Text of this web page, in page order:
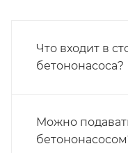
Что входит в
бетононасоса?
Можно